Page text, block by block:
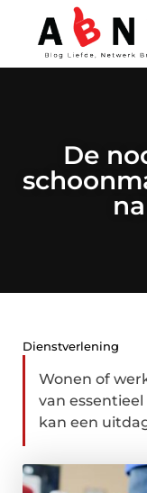
De
Dienstverlening
Wonen of
van
kan een